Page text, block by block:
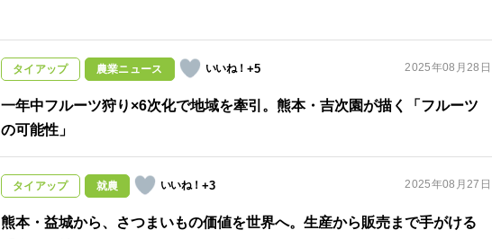
タイアップ 農業ニュース +5 2025年08月28日
一年中フルーツ狩り×6次化で地域を牽引。熊本・吉次園が描く「フルーツ
の可能性」
タイアップ 就農 +3 2025年08月27日
熊本・益城から、さつまいもの価値を世界へ。生産から販売まで手がける